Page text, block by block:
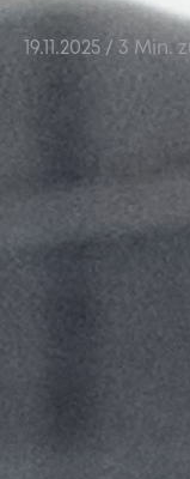
19.11.2025 / 3 Min.